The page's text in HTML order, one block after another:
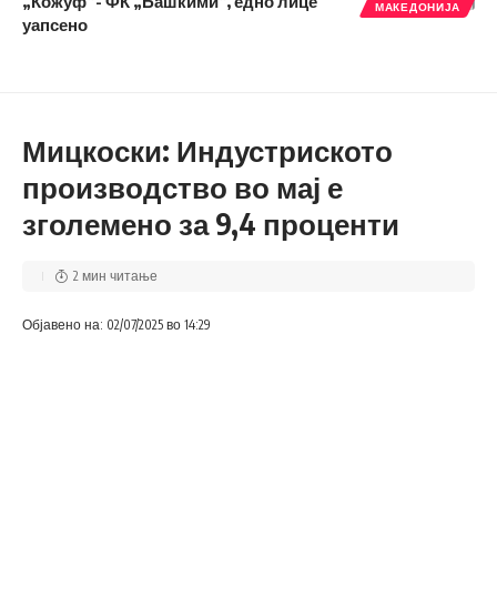
МАКЕДОНИЈА
уапсено
Мицкоски: Индустриското
производство во мај е
зголемено за 9,4 проценти
Објавено на: 02/07/2025 во 14:29
2 мин читање